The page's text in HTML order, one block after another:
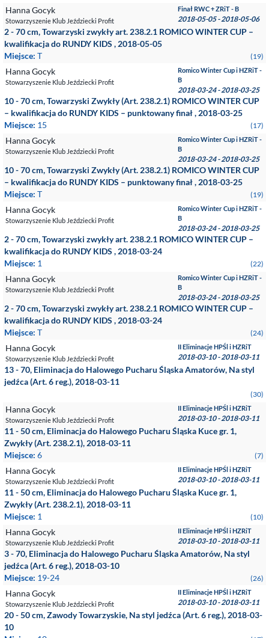
Hanna Gocyk
Stowarzyszenie Klub Jeździecki Profit
Finał RWC + ZRiT - B
2018-05-05 - 2018-05-06
2 - 70 cm, Towarzyski zwykły art. 238.2.1 ROMICO WINTER CUP –
kwalifikacja do RUNDY KIDS , 2018-05-05
Miejsce: T (19)
Hanna Gocyk
Stowarzyszenie Klub Jeździecki Profit
Romico Winter Cup i HZRiT -
B
2018-03-24 - 2018-03-25
10 - 70 cm, Towarzyski Zwykły (Art. 238.2.1) ROMICO WINTER CUP
– kwalifikacja do RUNDY KIDS – punktowany finał , 2018-03-25
Miejsce: 15 (17)
Hanna Gocyk
Stowarzyszenie Klub Jeździecki Profit
Romico Winter Cup i HZRiT -
B
2018-03-24 - 2018-03-25
10 - 70 cm, Towarzyski Zwykły (Art. 238.2.1) ROMICO WINTER CUP
– kwalifikacja do RUNDY KIDS – punktowany finał , 2018-03-25
Miejsce: T (19)
Hanna Gocyk
Stowarzyszenie Klub Jeździecki Profit
Romico Winter Cup i HZRiT -
B
2018-03-24 - 2018-03-25
2 - 70 cm, Towarzyski zwykły art. 238.2.1 ROMICO WINTER CUP –
kwalifikacja do RUNDY KIDS , 2018-03-24
Miejsce: 1 (22)
Hanna Gocyk
Stowarzyszenie Klub Jeździecki Profit
Romico Winter Cup i HZRiT -
B
2018-03-24 - 2018-03-25
2 - 70 cm, Towarzyski zwykły art. 238.2.1 ROMICO WINTER CUP –
kwalifikacja do RUNDY KIDS , 2018-03-24
Miejsce: T (24)
Hanna Gocyk
Stowarzyszenie Klub Jeździecki Profit
II Eliminacje HPŚl i HZRiT
2018-03-10 - 2018-03-11
13 - 70, Eliminacja do Halowego Pucharu Śląska Amatorów, Na styl
jedźca (Art. 6 reg.), 2018-03-11
(30)
Hanna Gocyk
Stowarzyszenie Klub Jeździecki Profit
II Eliminacje HPŚl i HZRiT
2018-03-10 - 2018-03-11
11 - 50 cm, Eliminacja do Halowego Pucharu Śląska Kuce gr. 1,
Zwykły (Art. 238.2.1), 2018-03-11
Miejsce: 6 (7)
Hanna Gocyk
Stowarzyszenie Klub Jeździecki Profit
II Eliminacje HPŚl i HZRiT
2018-03-10 - 2018-03-11
11 - 50 cm, Eliminacja do Halowego Pucharu Śląska Kuce gr. 1,
Zwykły (Art. 238.2.1), 2018-03-11
Miejsce: 1 (10)
Hanna Gocyk
Stowarzyszenie Klub Jeździecki Profit
II Eliminacje HPŚl i HZRiT
2018-03-10 - 2018-03-11
3 - 70, Eliminacja do Halowego Pucharu Śląska Amatorów, Na styl
jedźca (Art. 6 reg.), 2018-03-10
Miejsce: 19-24 (26)
Hanna Gocyk
Stowarzyszenie Klub Jeździecki Profit
II Eliminacje HPŚl i HZRiT
2018-03-10 - 2018-03-11
20 - 50 cm, Zawody Towarzyskie, Na styl jedźca (Art. 6 reg.), 2018-03-
10